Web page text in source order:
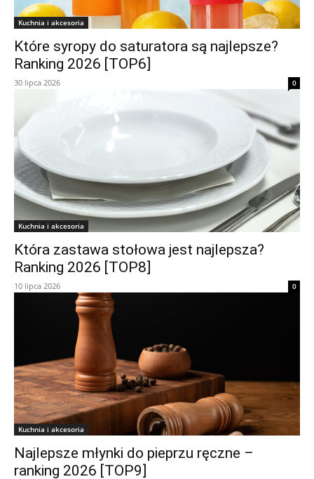
Kuchnia i akcesoria
Które syropy do saturatora są najlepsze?
Ranking 2026 [TOP6]
30 lipca 2026 0
Kuchnia i akcesoria
Która zastawa stołowa jest najlepsza?
Ranking 2026 [TOP8]
10 lipca 2026 0
Kuchnia i akcesoria
Najlepsze młynki do pieprzu ręczne –
ranking 2026 [TOP9]